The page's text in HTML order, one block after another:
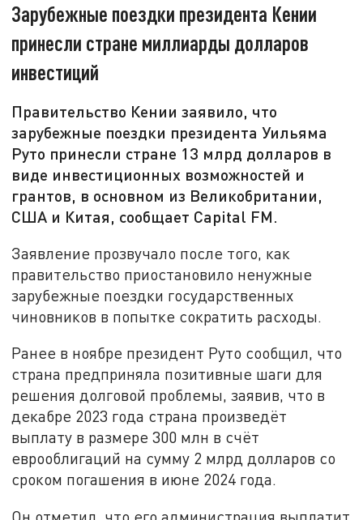
Зарубежные поездки президента Кении
принесли стране миллиарды долларов
инвестиций
Правительство Кении заявило, что
зарубежные поездки президента Уильяма
Руто принесли стране 13 млрд долларов в
виде инвестиционных возможностей и
грантов, в основном из Великобритании,
США и Китая, сообщает Capital FM.
Заявление прозвучало после того, как
правительство приостановило ненужные
зарубежные поездки государственных
чиновников в попытке сократить расходы.
Ранее в ноябре президент Руто сообщил, что
страна предприняла позитивные шаги для
решения долговой проблемы, заявив, что в
декабре 2023 года страна произведёт
выплату в размере 300 млн в счёт
еврооблигаций на сумму 2 млрд долларов со
сроком погашения в июне 2024 года.